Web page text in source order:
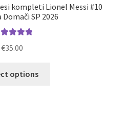
kompleti Lionel Messi #10
SP 2026
€35.00
options